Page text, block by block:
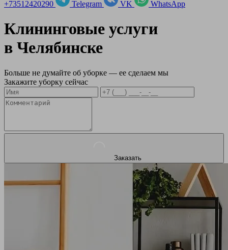
+73512420290 Telegram VK WhatsApp
Клининговые услуги
в Челябинске
Больше не думайте об уборке — ее сделаем мы
Закажите уборку сейчас
Заказать